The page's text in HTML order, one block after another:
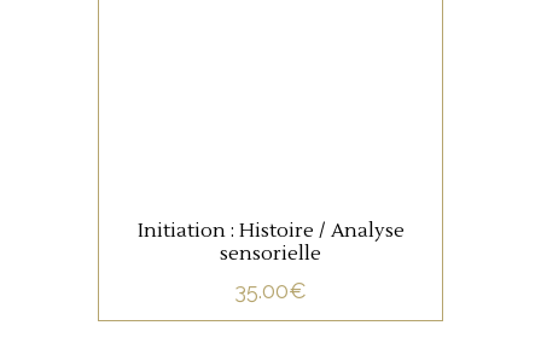
Initiation : Histoire / Analyse
sensorielle
35.00€